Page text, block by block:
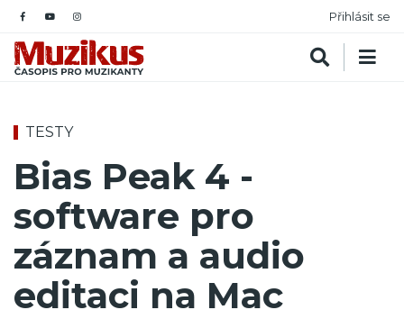
Přihlásit se
TESTY
Bias Peak 4 -
software pro
záznam a audio
editaci na Mac